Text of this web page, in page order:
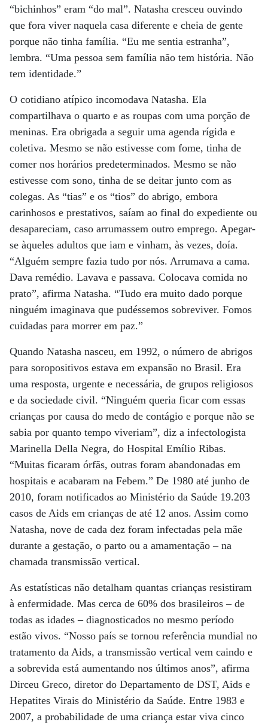
“bichinhos” eram “do mal”. Natasha cresceu ouvindo
que fora viver naquela casa diferente e cheia de gente
porque não tinha família. “Eu me sentia estranha”,
lembra. “Uma pessoa sem família não tem história. Não
tem identidade.”
O cotidiano atípico incomodava Natasha. Ela
compartilhava o quarto e as roupas com uma porção de
meninas. Era obrigada a seguir uma agenda rígida e
coletiva. Mesmo se não estivesse com fome, tinha de
comer nos horários predeterminados. Mesmo se não
estivesse com sono, tinha de se deitar junto com as
colegas. As “tias” e os “tios” do abrigo, embora
carinhosos e prestativos, saíam ao final do expediente ou
desapareciam, caso arrumassem outro emprego. Apegar-
se àqueles adultos que iam e vinham, às vezes, doía.
“Alguém sempre fazia tudo por nós. Arrumava a cama.
Dava remédio. Lavava e passava. Colocava comida no
prato”, afirma Natasha. “Tudo era muito dado porque
ninguém imaginava que pudéssemos sobreviver. Fomos
cuidadas para morrer em paz.”
Quando Natasha nasceu, em 1992, o número de abrigos
para soropositivos estava em expansão no Brasil. Era
uma resposta, urgente e necessária, de grupos religiosos
e da sociedade civil. “Ninguém queria ficar com essas
crianças por causa do medo de contágio e porque não se
sabia por quanto tempo viveriam”, diz a infectologista
Marinella Della Negra, do Hospital Emílio Ribas.
“Muitas ficaram órfãs, outras foram abandonadas em
hospitais e acabaram na Febem.” De 1980 até junho de
2010, foram notificados ao Ministério da Saúde 19.203
casos de Aids em crianças de até 12 anos. Assim como
Natasha, nove de cada dez foram infectadas pela mãe
durante a gestação, o parto ou a amamentação – na
chamada transmissão vertical.
As estatísticas não detalham quantas crianças resistiram
à enfermidade. Mas cerca de 60% dos brasileiros – de
todas as idades – diagnosticados no mesmo período
estão vivos. “Nosso país se tornou referência mundial no
tratamento da Aids, a transmissão vertical vem caindo e
a sobrevida está aumentando nos últimos anos”, afirma
Dirceu Greco, diretor do Departamento de DST, Aids e
Hepatites Virais do Ministério da Saúde. Entre 1983 e
2007, a probabilidade de uma criança estar viva cinco